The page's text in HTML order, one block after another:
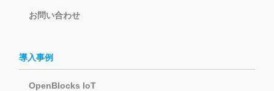
お問い合わせ
導入事例
OpenBlocks IoT